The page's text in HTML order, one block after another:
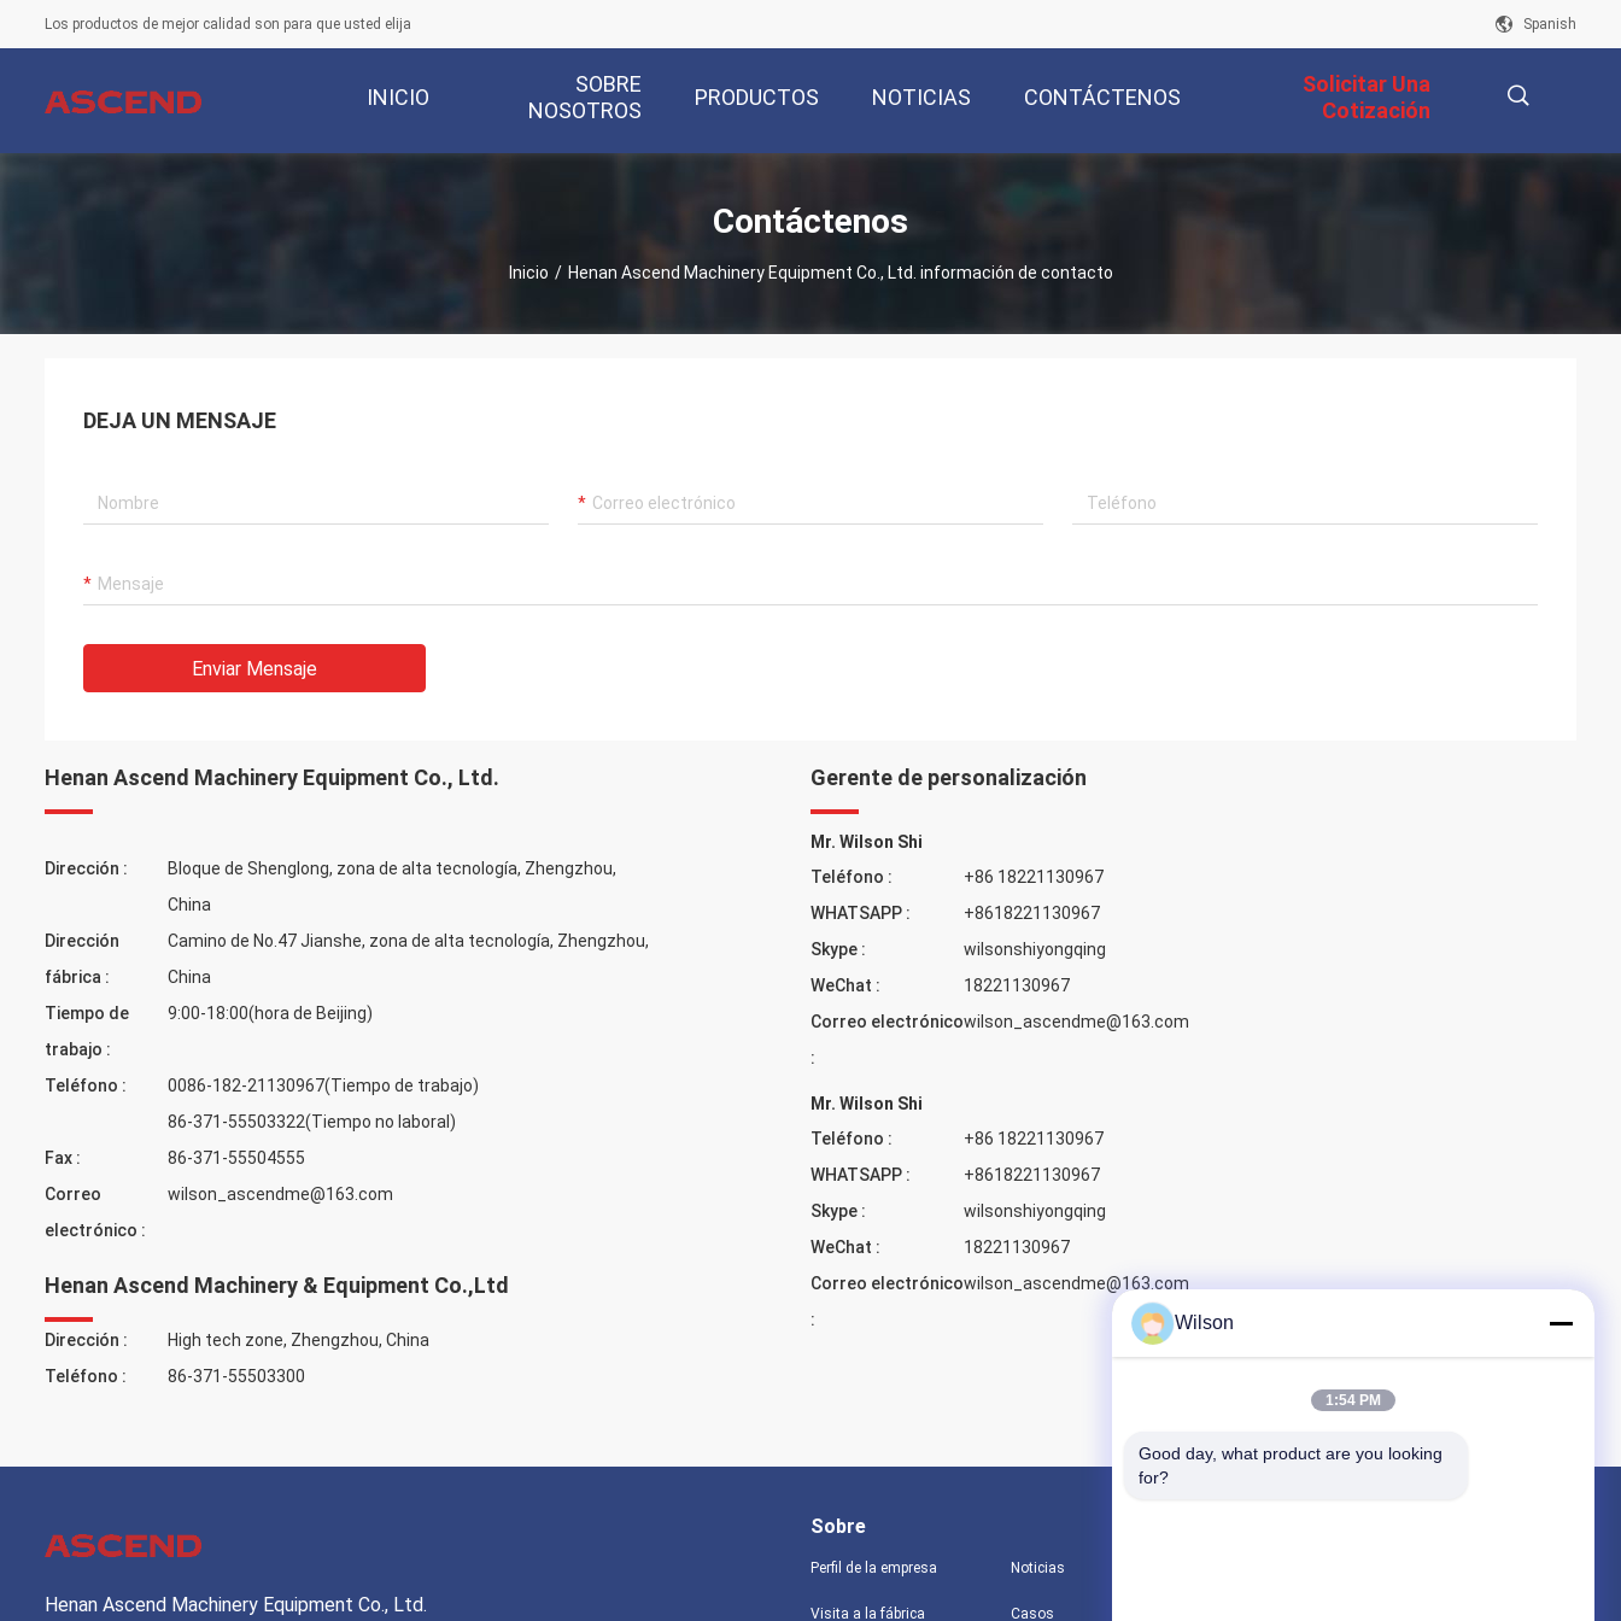
Los productos de mejor calidad son para que usted elija Spanish
INICIO
SOBRE
NOSOTROS
PRODUCTOS NOTICIAS CONTÁCTENOS
Solicitar Una
Cotización
Contáctenos
Inicio / Henan Ascend Machinery Equipment Co., Ltd. información de contacto
DEJA UN MENSAJE
Enviar Mensaje
Henan Ascend Machinery Equipment Co., Ltd.
Dirección :
Bloque de Shenglong, zona de alta tecnología, Zhengzhou,
China
Dirección
fábrica :
Camino de No.47 Jianshe, zona de alta tecnología, Zhengzhou,
China
Tiempo de
trabajo :
9:00-18:00(hora de Beijing)
Teléfono :
0086-182-21130967(Tiempo de trabajo)
86-371-55503322(Tiempo no laboral)
Fax :
86-371-55504555
Correo
electrónico :
wilson_ascendme@163.com
Henan Ascend Machinery & Equipment Co.,Ltd
Dirección :
High tech zone, Zhengzhou, China
Teléfono :
86-371-55503300
Gerente de personalización
Mr. Wilson Shi
Teléfono :
+86 18221130967
WHATSAPP :
+8618221130967
Skype :
wilsonshiyongqing
WeChat :
18221130967
Correo electrónico
:
wilson_ascendme@163.com
Mr. Wilson Shi
Teléfono :
+86 18221130967
WHATSAPP :
+8618221130967
Skype :
wilsonshiyongqing
WeChat :
18221130967
Correo electrónico
:
wilson_ascendme@163.com
Henan Ascend Machinery Equipment Co., Ltd.
Sobre
Perfil de la empresa
Visita a la fábrica
Noticias
Casos
Wilson
1:54 PM
Good day, what product are you looking
for?